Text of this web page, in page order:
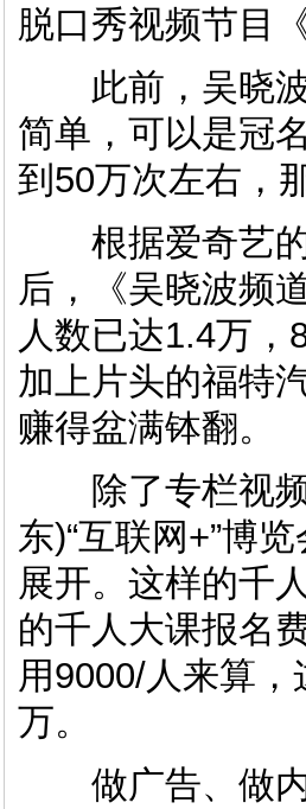
脱口秀视频节目
此前，吴晓波
简单，可以是冠
到50万次左右，
根据爱奇艺的
后，《吴晓波频
人数已达1.4万
加上片头的福特
赚得盆满钵翻。
除了专栏视频
东)“互联网+”博
展开。这样的千
的千人大课报名
用9000/人来算
万。
做广告、做内